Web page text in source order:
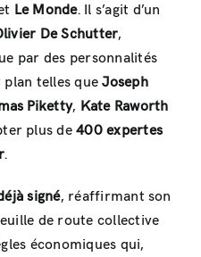
Le Monde. Il s’agit d’un
De Schutter,
par des personnalités
plan telles queJoseph
Piketty, Kate Raworth
plus de400 expertes
.
signé, réaffirmant son
de route collective
économiques qui,